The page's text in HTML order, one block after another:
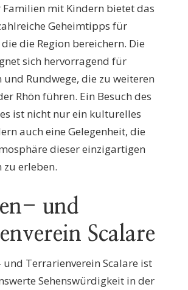
Familien mit Kindern bietet das
Geheimtipps für
die Region bereichern. Die
sich hervorragend für
Rundwege, die zu weiteren
Rhön führen. Ein Besuch des
ist nicht nur ein kulturelles
auch eine Gelegenheit, die
dieser einzigartigen
erleben.
und
Scalare
und Terrarienverein Scalare ist
Sehenswürdigkeit in der